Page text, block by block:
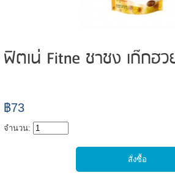
ฟิตเน่ Fitne ชาชง เก๊กฮว
฿73
จำนวน: